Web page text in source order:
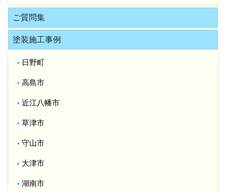
ご質問集
塗装施工事例
日野町
高島市
近江八幡市
草津市
守山市
大津市
湖南市